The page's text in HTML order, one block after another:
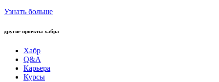
Узнать больше
другие проекты хабра
Хабр
Q&A
Карьера
Курсы